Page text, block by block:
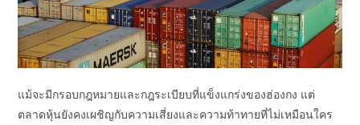
แม้จะมีกรอบกฎหมายและกฎระเบียบที่แข็งแกร่งของฮ่องกง แต่
ตลาดหุ้นยังคงเผชิญกับความเสี่ยงและความท้าทายที่ไม่เหมือนใคร